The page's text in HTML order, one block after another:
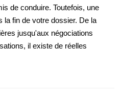
de conduire. Toutefois, une
la fin de votre dossier. De la
jusqu'aux négociations
il existe de réelles